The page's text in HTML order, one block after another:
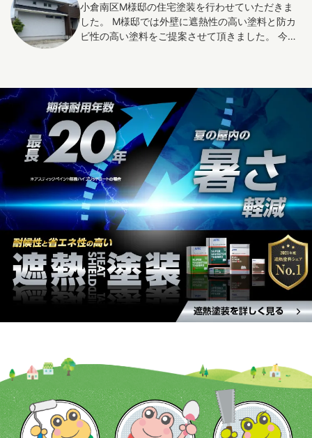
取り入れることで、お洒落な雰囲気を演出してく
れます。こうした、左官による造形の仕上げは、
店舗デザインなどで、よく用いられてきました
小倉南区M様邸の住宅塗装を行わせていただきま
した。 M様邸では外壁に遮熱性の高い塗料と防カ
ビ性の高い塗料をご提案させて頂きました。 今回
きたため、苔が生えにくく更に長持ちさせたいと
のことでした。 そこで今回は高耐久性の塗料に更
に防カビ防藻効果の高い添加剤を添加すること
で、カビの生えにくい塗膜を形成しました。 一般
的な建築物から高い頻度で検出されるカビの種類
は約60種と確認されています。しかし市場に多く
流通している一般的な防カビ防藻剤では約32種の
菌に対する阻止効果しかありません。 しかし今回
使用した添加剤では約2000種ものカビに効果を発
揮することができ、建物の美観維持に絶大な効果
を発揮することができます。 弊社ではお客様のご
希望や用途に合った適正なアドバイスをさせてい
ただけるよう情報収集に努めております。 外壁塗
装はぜひご相談ください。